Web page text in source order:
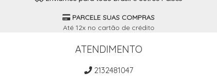
PARCELE SUAS COMPRAS
Até 12x no cartão de crédito
ATENDIMENTO
2132481047